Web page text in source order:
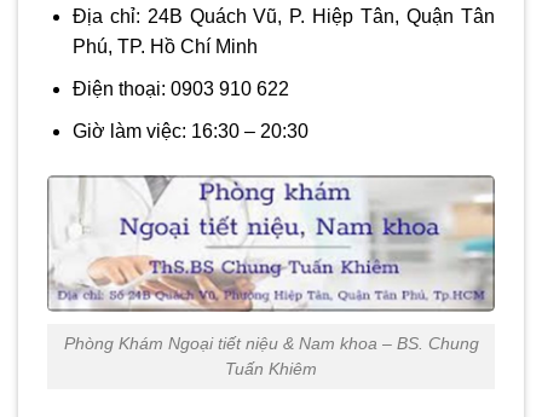
Địa chỉ: 24B Quách Vũ, P. Hiệp Tân, Quận Tân
Phú, TP. Hồ Chí Minh
Điện thoại: 0903 910 622
Giờ làm việc: 16:30 – 20:30
Phòng Khám Ngoại tiết niệu & Nam khoa – BS. Chung
Tuấn Khiêm